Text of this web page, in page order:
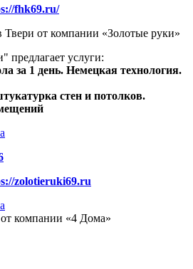
fhk69.ru/
Твери от компании «Золотые руки»
предлагает услуги:
за 1 день. Немецкая технология.
стен и потолков.
zolotieruki69.ru
компании «4 Дома»